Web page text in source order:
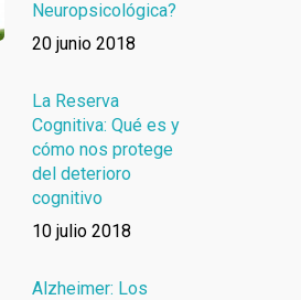
Neuropsicológica?
20 junio 2018
La Reserva
Cognitiva: Qué es y
cómo nos protege
del deterioro
cognitivo
10 julio 2018
Alzheimer: Los